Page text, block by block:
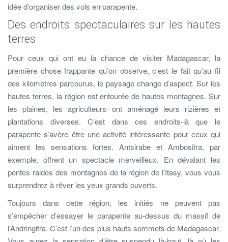
idée d’organiser des vols en parapente.
Des endroits spectaculaires sur les hautes
terres
Pour ceux qui ont eu la chance de visiter Madagascar, la
première chose frappante qu’on observe, c’est le fait qu’au fil
des kilomètres parcourus, le paysage change d’aspect. Sur les
hautes terres, la région est entourée de hautes montagnes. Sur
les plaines, les agriculteurs ont aménagé leurs rizières et
plantations diverses. C’est dans ces endroits-là que le
parapente s’avère être une activité intéressante pour ceux qui
aiment les sensations fortes. Antsirabe et Ambositra, par
exemple, offrent un spectacle merveilleux. En dévalant les
pentes raides des montagnes de la région de l’Itasy, vous vous
surprendrez à rêver les yeux grands ouverts.
Toujours dans cette région, les initiés ne peuvent pas
s’empêcher d’essayer le parapente au-dessus du massif de
l’Andringitra. C’est l’un des plus hauts sommets de Madagascar.